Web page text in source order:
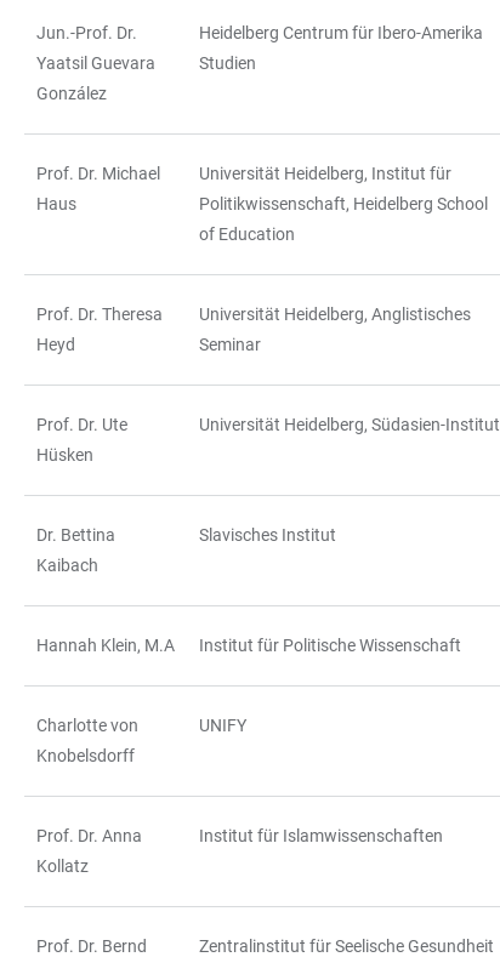
Jun.-Prof. Dr.
Yaatsil Guevara
González
Heidelberg Centrum für Ibero-Amerika
Studien
Prof. Dr. Michael
Haus
Universität Heidelberg, Institut für
Politikwissenschaft, Heidelberg School
of Education
Prof. Dr. Theresa
Heyd
Universität Heidelberg, Anglistisches
Seminar
Prof. Dr. Ute
Hüsken
Universität Heidelberg, Südasien-Institut
Dr. Bettina
Kaibach
Slavisches Institut
Hannah Klein, M.A Institut für Politische Wissenschaft
Charlotte von
Knobelsdorff
UNIFY
Prof. Dr. Anna
Kollatz
Institut für Islamwissenschaften
Prof. Dr. Bernd
Zentralinstitut für Seelische Gesundheit